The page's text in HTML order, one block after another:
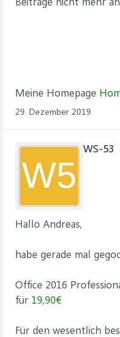
Meine Homepage
29. Dezember 2019
W5
WS-53
Hallo Andreas,
habe gerade mal
Office 2016
für 19,90€
Für den wesentlich